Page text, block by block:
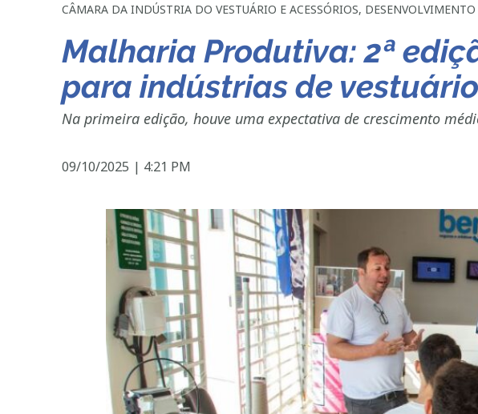
CÂMARA DA INDÚSTRIA DO VESTUÁRIO E ACESSÓRIOS,
Malharia Produtiva: 2ª
para indústrias de
Na primeira edição, houve uma expectativa de crescimento
09/10/2025 | 4:21 PM